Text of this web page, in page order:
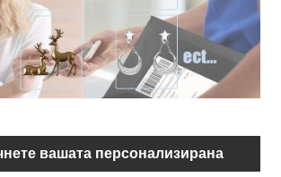
вашата персонализирана